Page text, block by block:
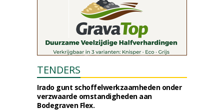
TENDERS
Irado gunt schoffelwerkzaamheden onder
verzwaarde omstandigheden aan
Bodegraven Flex.